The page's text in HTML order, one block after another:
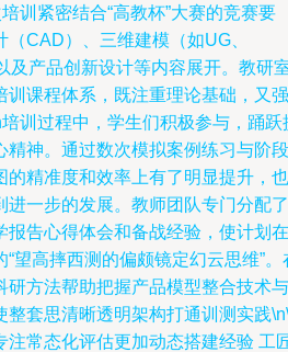
训紧密结合“高教杯”大赛的竞赛要
CAD）、三维建模（如UG、
及产品创新设计等内容展开。教研
训课程体系，既注重理论基础，又强
训过程中，学生们积极参与，踊跃
精神。通过数次模拟案例练习与阶段
的精准度和效率上有了明显提升，也
进一步的发展。教师团队专门分配了
报告心得体会和备战经验，使计划在
望高摔西测的偏颇镜定幻云思维”。
研方法帮助把握产品模型整合技术与
整套思清晰透明架构打通训测实践
注常态化评估更加动态搭建经验 工